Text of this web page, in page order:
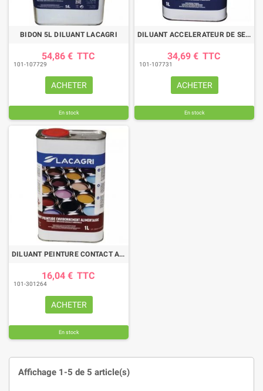
BIDON 5L DILUANT LACAGRI
54,86 € TTC
101-107729
ACHETER
En stock
DILUANT ACCELERATEUR DE SECHAGE 1L
34,69 € TTC
101-107731
ACHETER
En stock
DILUANT PEINTURE CONTACT ALIMENTAIRE BIDON 1L
16,04 € TTC
101-301264
ACHETER
En stock
Affichage 1-5 de 5 article(s)